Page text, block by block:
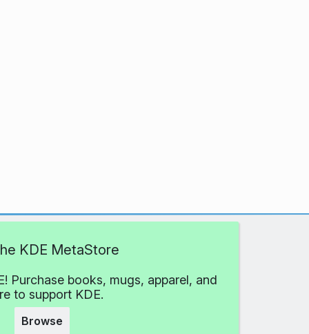
KDE MetaStore
Purchase books, mugs, apparel, and
to support KDE.
Browse